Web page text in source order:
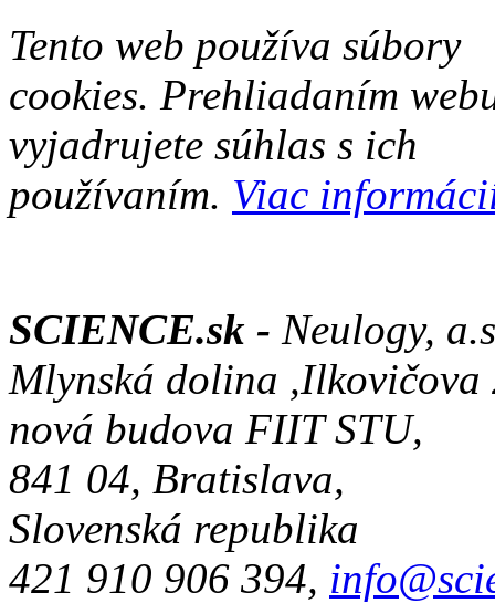
Tento web používa súbory
cookies. Prehliadaním
vyjadrujete súhlas s ich
používaním. Viac
SCIENCE.sk - Neulogy,
Mlynská dolina ,Ilkovičova
nová budova FIIT STU,
841 04, Bratislava,
Slovenská republika
421 910 906 394,